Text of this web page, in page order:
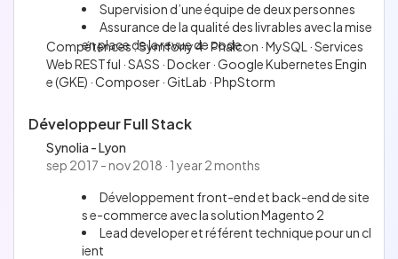
Supervision d’une équipe de deux personnes
Assurance de la qualité des livrables avec la mise
en place de la revue de code
Compétences : Symfony 4 · Phalcon · MySQL · Services
Web RESTful · SASS · Docker · Google Kubernetes Engin
e (GKE) · Composer · GitLab · PhpStorm
Développeur Full Stack
Synolia - Lyon
sep 2017 - nov 2018 · 1 year 2 months
Développement front-end et back-end de site
s e-commerce avec la solution Magento 2
Lead developer et référent technique pour un cl
ient